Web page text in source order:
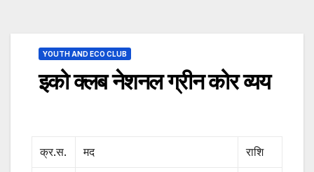
YOUTH AND ECO CLUB
इको क्लब नेशनल ग्रीन कोर व्यय
क्र.स. मद राशि